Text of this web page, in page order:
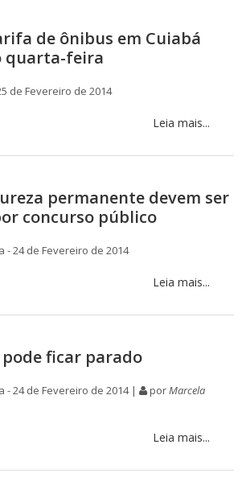
de ônibus em Cuiabá
quarta-feira
de Fevereiro de 2014
Leia mais...
permanente devem ser
concurso público
- 24 de Fevereiro de 2014
Leia mais...
pode ficar parado
- 24 de Fevereiro de 2014 | porMarcela
Leia mais...